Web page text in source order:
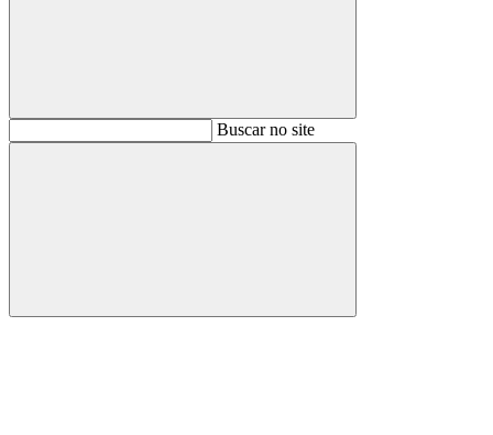
BuscarBuscar no site
Buscar